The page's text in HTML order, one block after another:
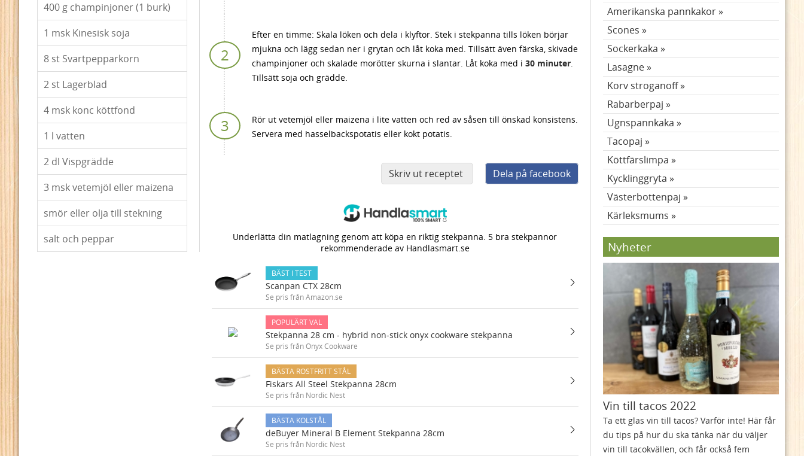
400 g champinjoner (1 burk)
1 msk Kinesisk soja
8 st Svartpepparkorn
2 st Lagerblad
4 msk konc köttfond
1 l vatten
2 dl Vispgrädde
3 msk vetemjöl eller maizena
smör eller olja till stekning
salt och peppar
Efter en timme: Skala löken och dela i klyftor. Stek i stekpanna tills löken börjar
mjukna och lägg sedan ner i grytan och låt koka med. Tillsätt även färska, skivade
champinjoner och skalade morötter skurna i slantar. Låt koka med i 30 minuter.
Tillsätt soja och grädde.
Rör ut vetemjöl eller maizena i lite vatten och red av såsen till önskad konsistens.
Servera med hasselbackspotatis eller kokt potatis.
Skriv ut receptet Dela på facebook
Underlätta din matlagning genom att köpa en riktig stekpanna. 5 bra stekpannor
rekommenderade av Handlasmart.se
BÄST I TEST
Scanpan CTX 28cm
Se pris från Amazon.se
POPULÄRT VAL
Stekpanna 28 cm - hybrid non-stick onyx cookware stekpanna
Se pris från Onyx Cookware
BÄSTA ROSTFRITT STÅL
Fiskars All Steel Stekpanna 28cm
Se pris från Nordic Nest
BÄSTA KOLSTÅL
deBuyer Mineral B Element Stekpanna 28cm
Se pris från Nordic Nest
Amerikanska pannkakor
Scones
Sockerkaka
Lasagne
Korv stroganoff
Rabarberpaj
Ugnspannkaka
Tacopaj
Köttfärslimpa
Kycklinggryta
Västerbottenpaj
Kärleksmums
Nyheter
Vin till tacos 2022
Ta ett glas vin till tacos? Varför inte! Här får
du tips på hur du ska tänka när du väljer
vin till tacokvällen, och får också fem